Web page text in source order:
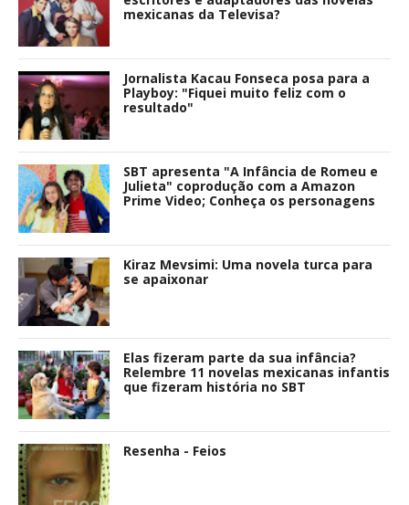
mexicanas da Televisa?
Jornalista Kacau Fonseca posa para a
Playboy: "Fiquei muito feliz com o
resultado"
SBT apresenta "A Infância de Romeu e
Julieta" coprodução com a Amazon
Prime Video; Conheça os personagens
Kiraz Mevsimi: Uma novela turca para
se apaixonar
Elas fizeram parte da sua infância?
Relembre 11 novelas mexicanas infantis
que fizeram história no SBT
Resenha - Feios